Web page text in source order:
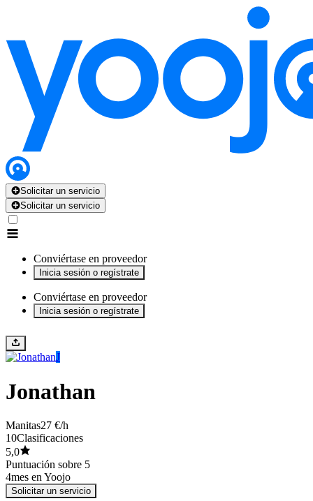
Solicitar un servicio
Solicitar un servicio
Conviértase en proveedor
Inicia sesión o regístrate
Conviértase en proveedor
Inicia sesión o regístrate
J
Jonathan
Manitas27 €/h
10Clasificaciones
5,0
Puntuación sobre 5
4mes en Yoojo
Solicitar un servicio